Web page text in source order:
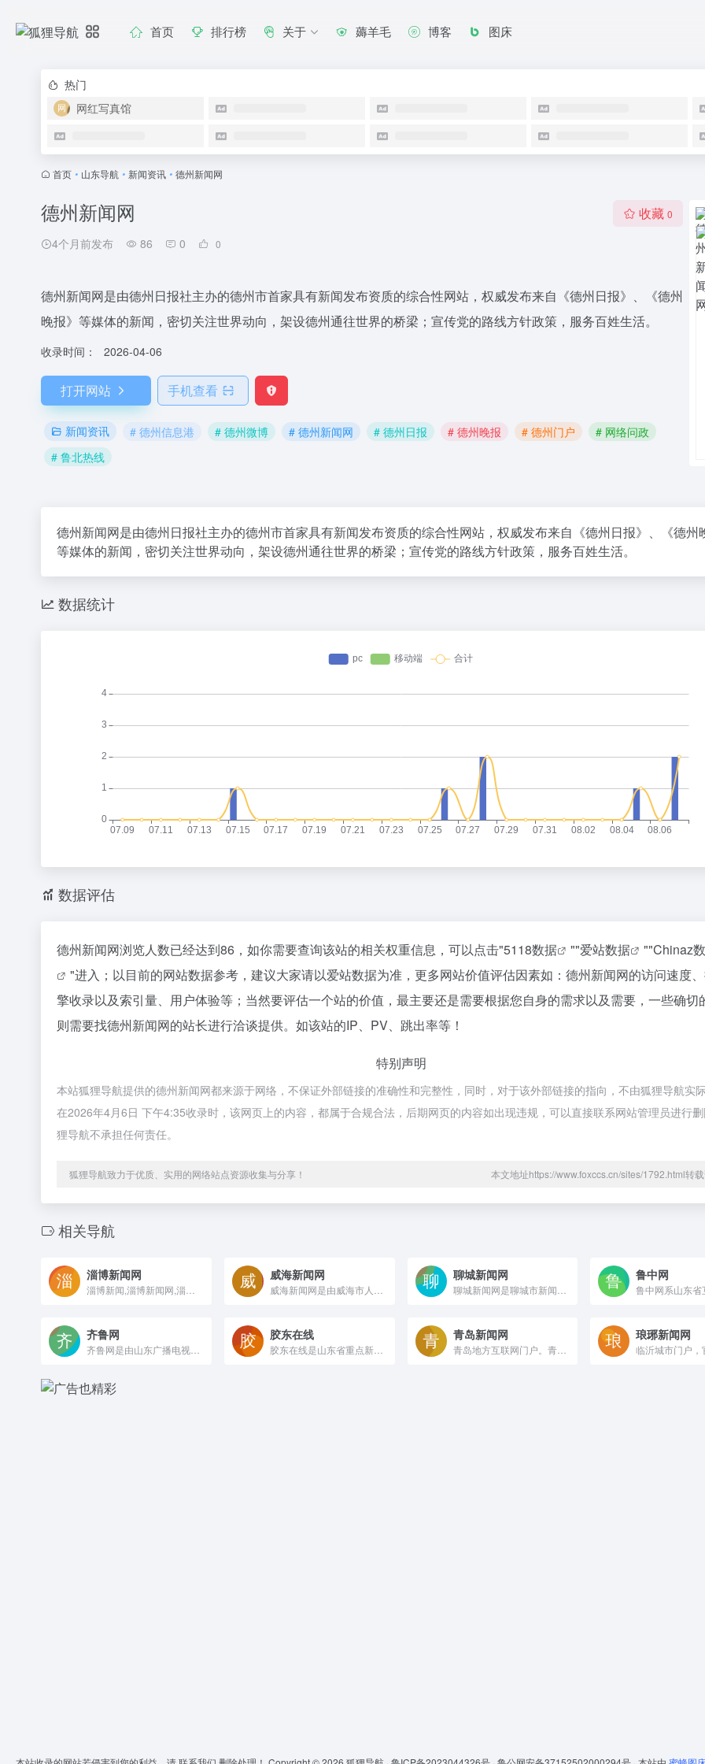
首页 排行榜 关于 薅羊毛 博客 图床
热门
网红写真馆
首页 • 山东导航 • 新闻资讯 • 德州新闻网
德州新闻网
4个月前发布 86 0 0
收藏 0
德州新闻网是由德州日报社主办的德州市首家具有新闻发布资质的综合性网站，权威发布来自《德州日报》、《德州
晚报》等媒体的新闻，密切关注世界动向，架设德州通往世界的桥梁；宣传党的路线方针政策，服务百姓生活。
收录时间： 2026-04-06
打开网站 手机查看
新闻资讯 # 德州信息港 # 德州微博 # 德州新闻网 # 德州日报 # 德州晚报 # 德州门户
# 网络问政
# 鲁北热线
德州新闻网是由德州日报社主办的德州市首家具有新闻发布资质的综合性网站，权威发布来自《德州日报》、《德州
等媒体的新闻，密切关注世界动向，架设德州通往世界的桥梁；宣传党的路线方针政策，服务百姓生活。
数据统计
数据评估
德州新闻网浏览人数已经达到86，如你需要查询该站的相关权重信息，可以点击"5118数据 ""爱站数据 ""Chinaz
"进入；以目前的网站数据参考，建议大家请以爱站数据为准，更多网站价值评估因素如：德州新闻网的访问速度
擎收录以及索引量、用户体验等；当然要评估一个站的价值，最主要还是需要根据您自身的需求以及需要，一些确切
则需要找德州新闻网的站长进行洽谈提供。如该站的IP、PV、跳出率等！
特别声明
本站狐狸导航提供的德州新闻网都来源于网络，不保证外部链接的准确性和完整性，同时，对于该外部链接的指向，不由狐狸导航实
在2026年4月6日 下午4:35收录时，该网页上的内容，都属于合规合法，后期网页的内容如出现违规，可以直接联系网站管理员进行
狸导航不承担任何责任。
狐狸导航致力于优质、实用的网络站点资源收集与分享！ 本文地址https://www.foxccs.cn/sites/1792.html转
相关导航
淄博新闻网 威海新闻网 聊城新闻网 鲁中网
齐鲁网 胶东在线
胶东在线是山东省重点新闻网站网站，是网友了解烟台的首选网络媒体
青岛新闻网
青岛地方互联网门户。青岛新闻网拥有在网民中具有高度影响力和号召力的门户论坛社区青青岛。网站下设青岛新闻、民生在线、微博，青岛房产，青岛汽车，青岛美食，青岛旅游等频道，是青岛互联网用户获取信息的媒体平台。
琅琊新闻网